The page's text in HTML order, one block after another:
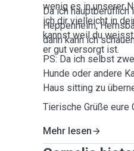
wenig es in unserer
ich dir vielleicht in
kannst weil du
er gut versorgt ist.
Da ich
Heppenheim,
dann kann ich
PS: Da ich selbst
Hunde oder andere
Haus sitting zu
Tierische Grüße eure
Mehr lesen